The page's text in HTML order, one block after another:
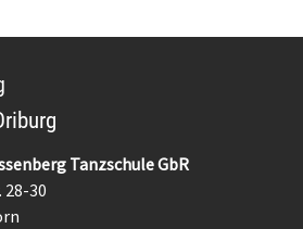
Tanzschule GbR
28-30